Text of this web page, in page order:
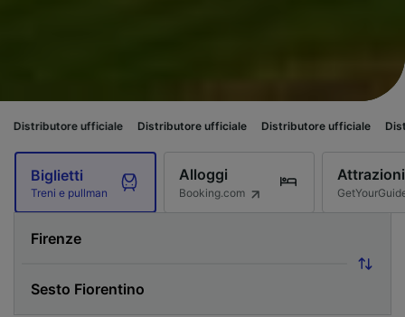
ufficiale Distributore ufficiale Distributore ufficiale Distributore
Biglietti
Treni e pullman
Alloggi
Booking.com
Attrazioni